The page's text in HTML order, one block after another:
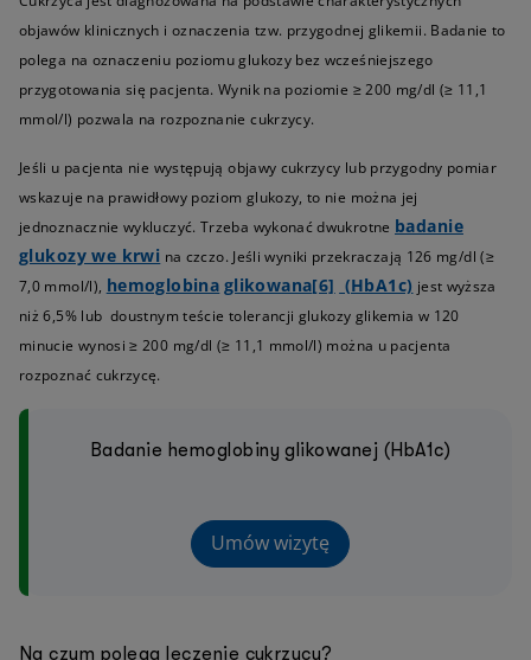
objawów klinicznych i oznaczenia tzw. przygodnej glikemii. Badanie to
polega na oznaczeniu poziomu glukozy bez wcześniejszego
przygotowania się pacjenta. Wynik na poziomie ≥ 200 mg/dl (≥ 11,1
mmol/l) pozwala na rozpoznanie cukrzycy.
Jeśli u pacjenta nie występują objawy cukrzycy lub przygodny pomiar
wskazuje na prawidłowy poziom glukozy, to nie można jej
jednoznacznie wykluczyć. Trzeba wykonać dwukrotne badanie
glukozy we krwi na czczo. Jeśli wyniki przekraczają 126 mg/dl (≥
7,0 mmol/l), hemoglobina glikowana[6] (HbA1c) jest wyższa
niż 6,5% lub doustnym teście tolerancji glukozy glikemia w 120
minucie wynosi ≥ 200 mg/dl (≥ 11,1 mmol/l) można u pacjenta
rozpoznać cukrzycę.
Badanie hemoglobiny glikowanej (HbA1c)
Umów wizytę
Na czym polega leczenie cukrzycy?